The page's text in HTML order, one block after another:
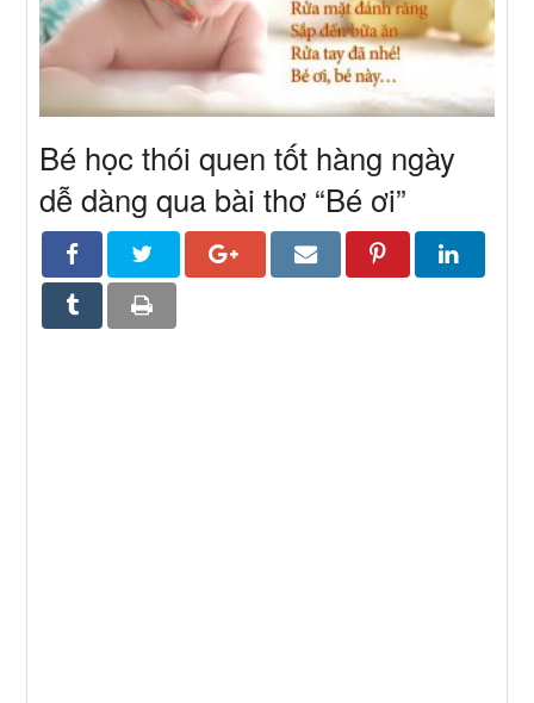
Bé học thói quen tốt hàng ngày
dễ dàng qua bài thơ “Bé ơi”